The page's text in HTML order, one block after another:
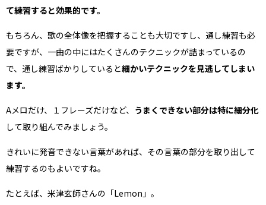
て練習すると効果的です。
もちろん、歌の全体像を把握することも大切ですし、通し練習も必
要ですが、一曲の中にはたくさんのテクニックが詰まっているの
で、通し練習ばかりしていると細かいテクニックを見逃してしまい
ます。
Aメロだけ、１フレーズだけなど、 うまくできない部分は特に細分化
して取り組んでみましょう。
きれいに発音できない言葉があれば、その言葉の部分を取り出して
練習するのもよいですね。
たとえば、米津玄師さんの「Lemon」。